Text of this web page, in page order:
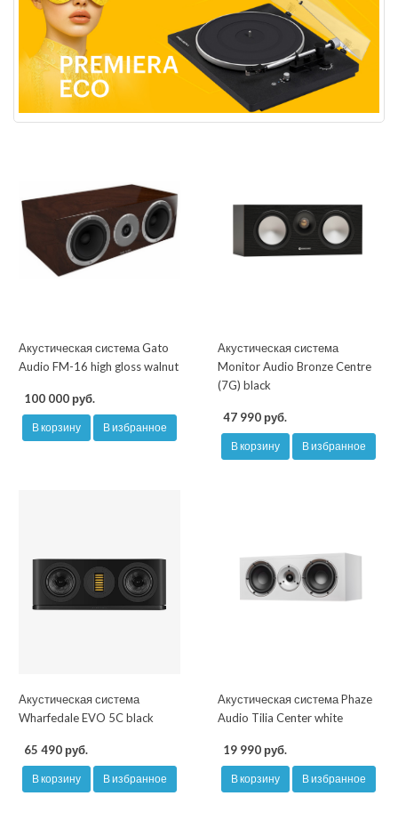
Акустическая система Gato
Audio FM-16 high gloss walnut
100 000 руб.
В корзину В избранное
Акустическая система
Monitor Audio Bronze Centre
(7G) black
47 990 руб.
В корзину В избранное
Акустическая система
Wharfedale EVO 5C black
65 490 руб.
В корзину В избранное
Акустическая система Phaze
Audio Tilia Center white
19 990 руб.
В корзину В избранное